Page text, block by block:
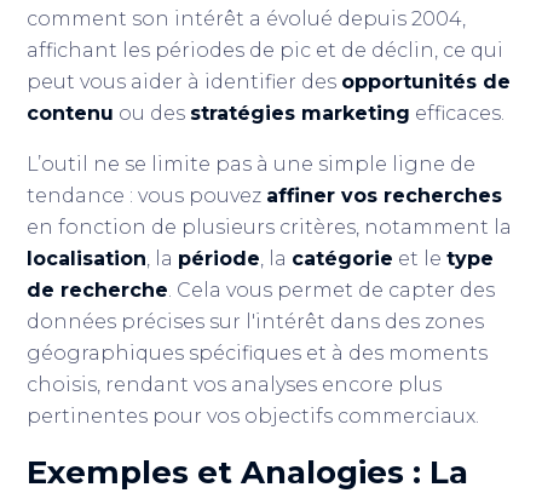
comment son intérêt a évolué depuis 2004,
affichant les périodes de pic et de déclin, ce qui
peut vous aider à identifier des opportunités de
contenu ou des stratégies marketing efficaces.
L’outil ne se limite pas à une simple ligne de
tendance : vous pouvez affiner vos recherches
en fonction de plusieurs critères, notamment la
localisation, la période, la catégorie et letype
de recherche. Cela vous permet de capter des
données précises sur l'intérêt dans des zones
géographiques spécifiques et à des moments
choisis, rendant vos analyses encore plus
pertinentes pour vos objectifs commerciaux.
Exemples et Analogies : La